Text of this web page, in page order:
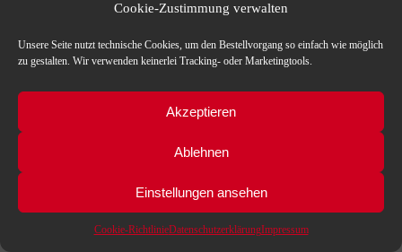
Cookie-Zustimmung verwalten
Unsere Seite nutzt technische Cookies, um den Bestellvorgang so einfach wie möglich
zu gestalten. Wir verwenden keinerlei Tracking- oder Marketingtools.
Akzeptieren
Ablehnen
Einstellungen ansehen
Cookie-RichtlinieDatenschutzerklärungImpressum